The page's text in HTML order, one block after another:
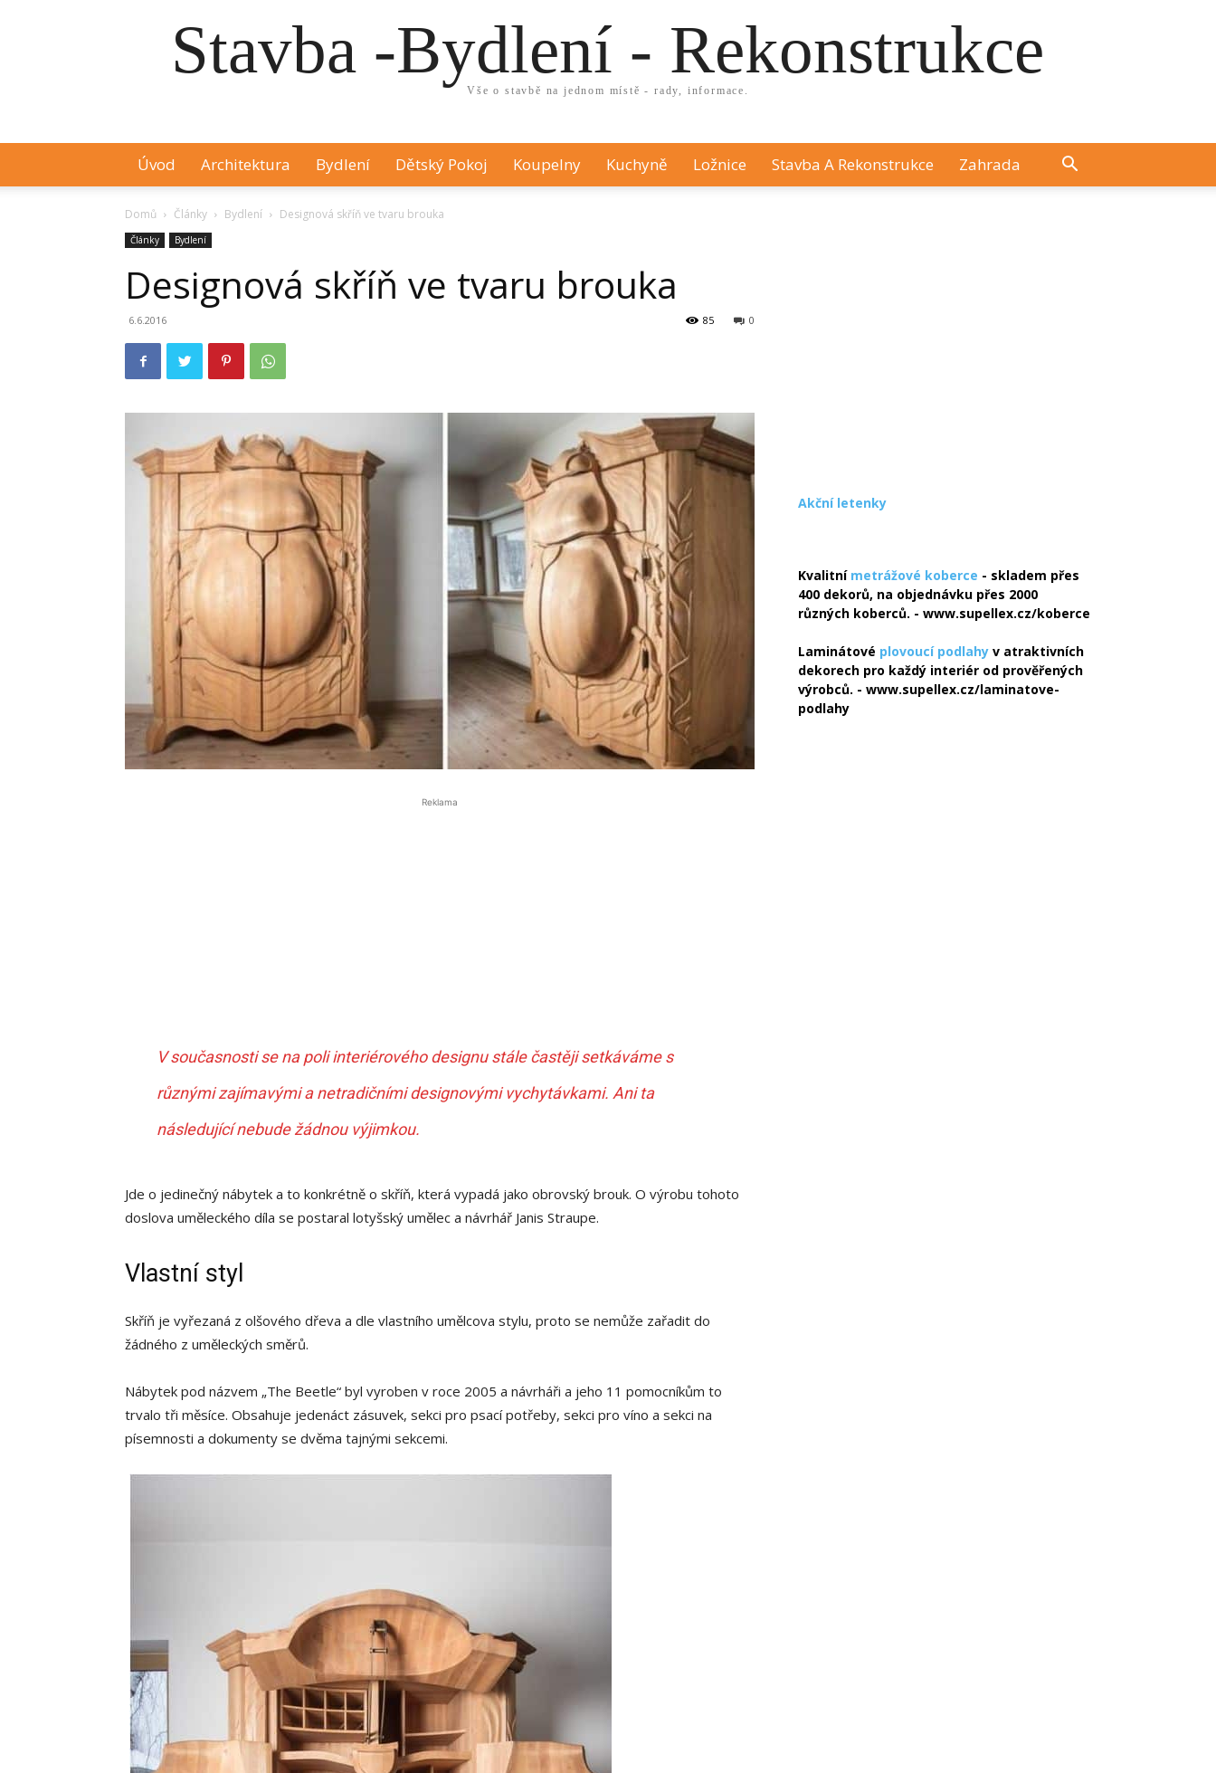
Stavba -Bydlení - Rekonstrukce
Vše o stavbě na jednom místě - rady, informace.
Úvod Architektura Bydlení Dětský Pokoj Koupelny Kuchyně Ložnice Stavba A Rekonstrukce Zahrada
Domů Články Bydlení Designová skříň ve tvaru brouka
Články Bydlení
Designová skříň ve tvaru brouka
6.6.2016 0
85
Reklama
V současnosti se na poli interiérového designu stále častěji setkáváme s
různými zajímavými a netradičními designovými vychytávkami. Ani ta
následující nebude žádnou výjimkou.
Jde o jedinečný nábytek a to konkrétně o skříň, která vypadá jako obrovský brouk. O výrobu tohoto
doslova uměleckého díla se postaral lotyšský umělec a návrhář Janis Straupe.
Vlastní styl
Skříň je vyřezaná z olšového dřeva a dle vlastního umělcova stylu, proto se nemůže zařadit do
žádného z uměleckých směrů.
Nábytek pod názvem „The Beetle“ byl vyroben v roce 2005 a návrháři a jeho 11 pomocníkům to
trvalo tři měsíce. Obsahuje jedenáct zásuvek, sekci pro psací potřeby, sekci pro víno a sekci na
písemnosti a dokumenty se dvěma tajnými sekcemi.
Akční letenky
Kvalitní metrážové koberce - skladem přes
400 dekorů, na objednávku přes 2000
různých koberců. - www.supellex.cz/koberce
Laminátové plovoucí podlahy v atraktivních
dekorech pro každý interiér od prověřených
výrobců. - www.supellex.cz/laminatove-
podlahy